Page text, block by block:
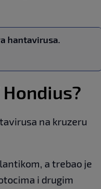
hantavirusa.
na kruzeru
a trebao je
i drugim